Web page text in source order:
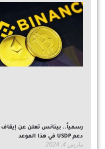
رسمياً.. بينانس تعلن عن إيقاف
دعم USDP في هذا الموعد
مارس 4, 2024